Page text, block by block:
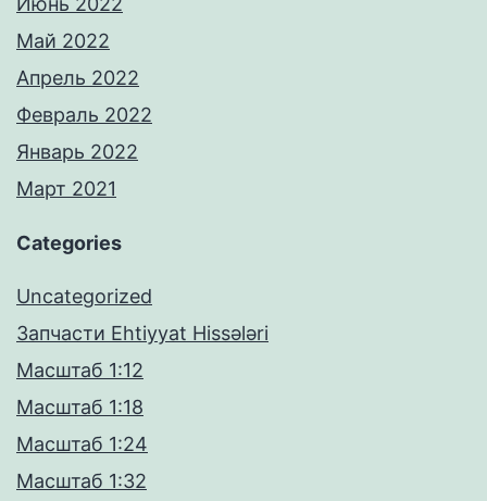
Май 2022
Апрель 2022
Февраль 2022
Январь 2022
Март 2021
Categories
Uncategorized
Запчасти Ehtiyyat Hissələri
Масштаб 1:12
Масштаб 1:18
Масштаб 1:24
Масштаб 1:32